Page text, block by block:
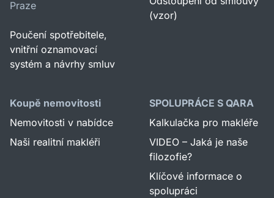
Praze
Poučení spotřebitele,
vnitřní oznamovací
systém a návrhy smluv
(vzor)
Koupě nemovitosti
Nemovitosti v nabídce
Naši realitní makléři
SPOLUPRÁCE S QARA
Kalkulačka pro makléře
VIDEO – Jaká je naše
filozofie?
Klíčové informace o
spolupráci